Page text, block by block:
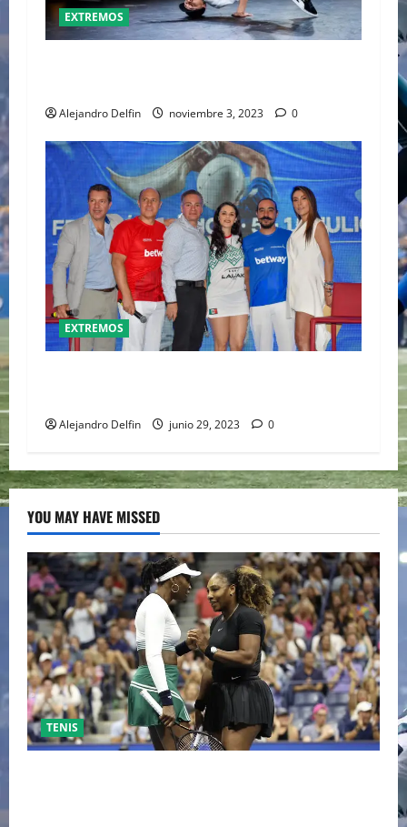
EXTREMOS
Alejandro Delfin noviembre 3, 2023 0
EXTREMOS
Alejandro Delfin junio 29, 2023 0
YOU MAY HAVE MISSED
TENIS